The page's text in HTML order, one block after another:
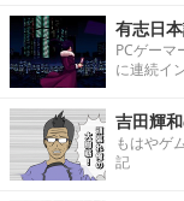
有志日
PCゲーマ
に連続イ
吉田輝
もはやゲ
記